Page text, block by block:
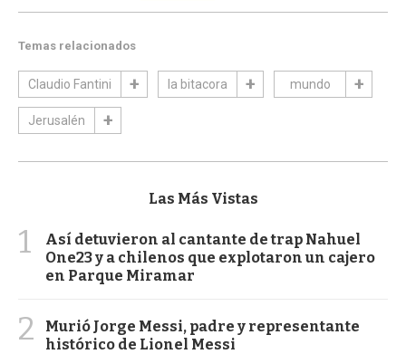
Temas relacionados
Claudio Fantini la bitacora mundo
Jerusalén
Las Más Vistas
1
Así detuvieron al cantante de trap Nahuel
One23 y a chilenos que explotaron un cajero
en Parque Miramar
2
Murió Jorge Messi, padre y representante
histórico de Lionel Messi